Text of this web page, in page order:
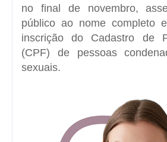
no final de novembro,
público ao nome completo
inscrição do Cadastro de
(CPF) de pessoas
sexuais.